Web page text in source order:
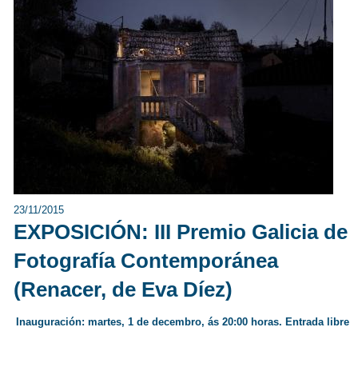
23/11/2015
EXPOSICIÓN: III Premio Galicia de
Fotografía Contemporánea
(Renacer, de Eva Díez)
Inauguración: martes, 1 de decembro, ás 20:00 horas. Entrada libre